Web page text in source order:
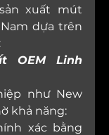
xuất mút
dựa trên
OEM Linh
như New
khả năng:
xác bằng